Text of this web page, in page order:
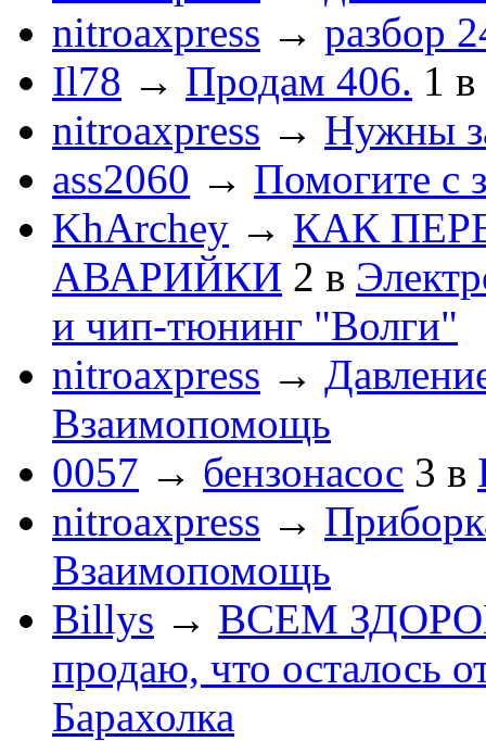
nitroaxpress → разбор
Il78 → Продам 406. 1 в
nitroaxpress → Нужны
ass2060 → Помогите с
KhArchey → КАК
АВАРИЙКИ 2 в
и чип-тюнинг "Волги"
nitroaxpress →
Взаимопомощь
0057 → бензонасос 3 в
nitroaxpress →
Взаимопомощь
Billys → ВСЕМ
продаю, что осталось
Барахолка